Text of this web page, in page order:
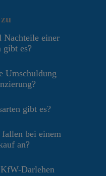
Nachteile einer
gibt es?
Umschuldung
gibt es?
bei einem
an?
Darlehen